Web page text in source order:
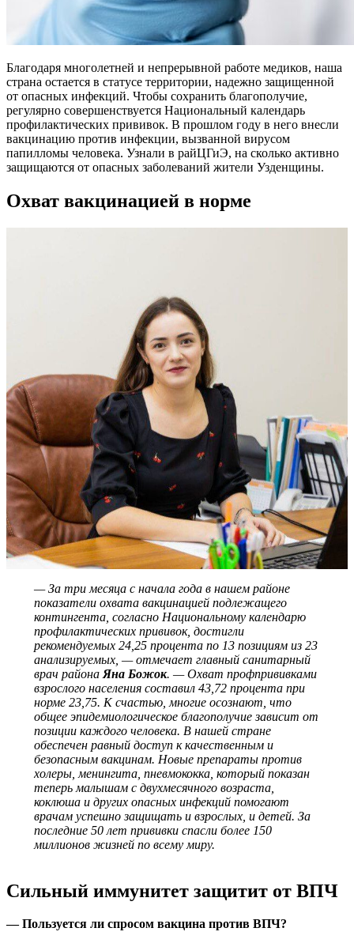
Благодаря многолетней и непрерывной работе медиков, наша
страна остается в статусе территории, надежно защищенной
от опасных инфекций. Чтобы сохранить благополучие,
регулярно совершенствуется Национальный календарь
профилактических прививок. В прошлом году в него внесли
вакцинацию против инфекции, вызванной вирусом
папилломы человека. Узнали в райЦГиЭ, на сколько активно
защищаются от опасных заболеваний жители Узденщины.
Охват вакцинацией в норме
— За три месяца с начала года в нашем районе
показатели охвата вакцинацией подлежащего
контингента, согласно Национальному календарю
профилактических прививок, достигли
рекомендуемых 24,25 процента по 13 позициям из 23
анализируемых, — отмечает главный санитарный
врач района Яна Божок. — Охват профпрививками
взрослого населения составил 43,72 процента при
норме 23,75. К счастью, многие осознают, что
общее эпидемиологическое благополучие зависит от
позиции каждого человека. В нашей стране
обеспечен равный доступ к качественным и
безопасным вакцинам. Новые препараты против
холеры, менингита, пневмококка, который показан
теперь малышам с двухмесячного возраста,
коклюша и других опасных инфекций помогают
врачам успешно защищать и взрослых, и детей. За
последние 50 лет прививки спасли более 150
миллионов жизней по всему миру.
Сильный иммунитет защитит от ВПЧ
— Пользуется ли спросом вакцина против ВПЧ?